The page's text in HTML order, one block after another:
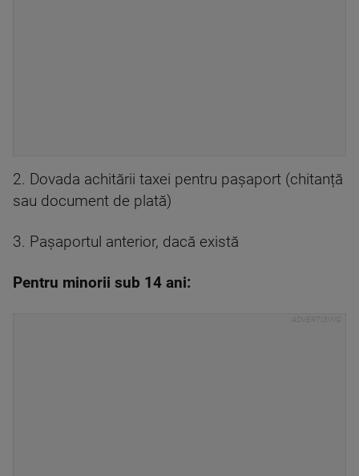
2. Dovada achitării taxei pentru pașaport (chitanță
sau document de plată)
3. Pașaportul anterior, dacă există
Pentru minorii sub 14 ani: